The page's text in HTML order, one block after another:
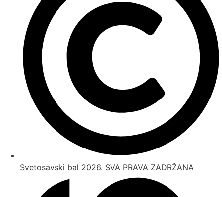
Svetosavski bal 2026. SVA PRAVA ZADRŽANA